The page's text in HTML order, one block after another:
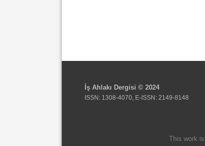
İş Ahlakı Dergisi © 2024
ISSN: 1308-4070, E-ISSN: 2149-8148
This work